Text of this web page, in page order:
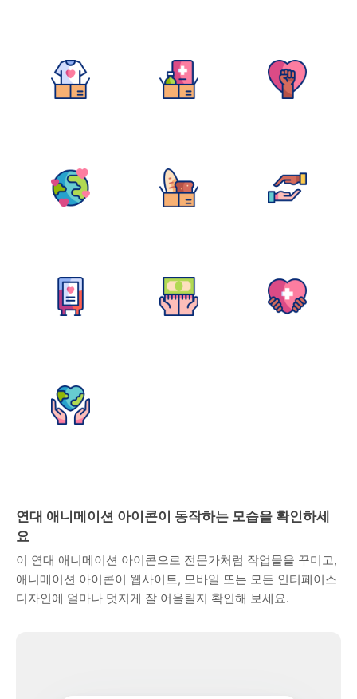
연대 애니메이션 아이콘이 동작하는 모습을 확인하세
요
이 연대 애니메이션 아이콘으로 전문가처럼 작업물을 꾸미고,
애니메이션 아이콘이 웹사이트, 모바일 또는 모든 인터페이스
디자인에 얼마나 멋지게 잘 어울릴지 확인해 보세요.